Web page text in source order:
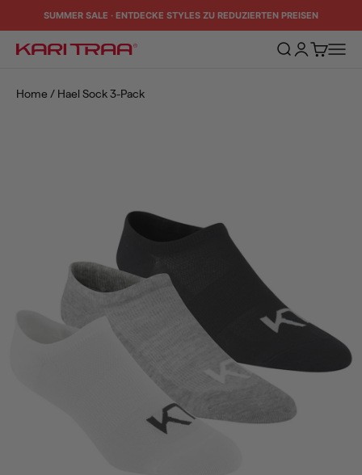
SUMMER SALE · ENTDECKE STYLES ZU REDUZIERTEN PREISEN
Kari Traa Suche öffnen
Home / Hael Sock 3-Pack